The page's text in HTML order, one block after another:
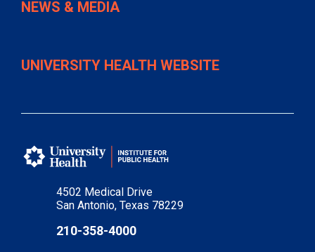
4502 Medical Drive
San Antonio, Texas 78229
210-358-4000
NEWS & MEDIA
UNIVERSITY HEALTH WEBSITE